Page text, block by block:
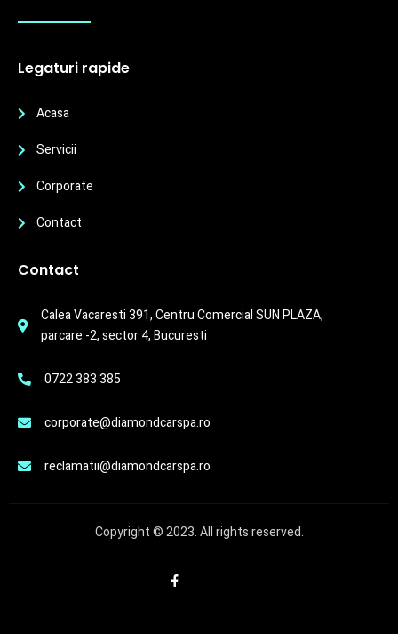
Legaturi rapide
Acasa
Servicii
Corporate
Contact
Contact
Calea Vacaresti 391, Centru Comercial SUN PLAZA,
parcare -2, sector 4, Bucuresti
0722 383 385
corporate@diamondcarspa.ro
reclamatii@diamondcarspa.ro
Copyright © 2023. All rights reserved.